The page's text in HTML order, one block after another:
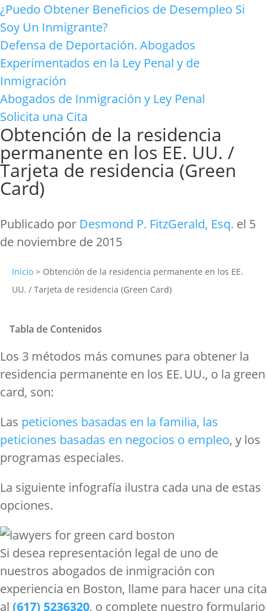
¿Puedo Obtener Beneficios de Desempleo Si
Soy Un Inmigrante?
Defensa de Deportación. Abogados
Experimentados en la Ley Penal y de
Inmigración
Abogados de Inmigración y Ley Penal
Solicita una Cita
Obtención de la residencia
permanente en los EE. UU. /
Tarjeta de residencia (Green
Card)
Publicado por Desmond P. FitzGerald, Esq. el 5
de noviembre de 2015
Inicio > Obtención de la residencia permanente en los EE.
UU. / Tarjeta de residencia (Green Card)
Tabla de Contenidos
Utilice esta infografía
Los 3 métodos más comunes para obtener la
residencia permanente en los EE. UU., o la green
card, son:
Las peticiones basadas en la familia, las
peticiones basadas en negocios o empleo, y los
programas especiales.
La siguiente infografía ilustra cada una de estas
opciones.
Si desea representación legal de uno de
nuestros abogados de inmigración con
experiencia en Boston, llame para hacer una cita
al (617) 5236320, o complete nuestro formulario